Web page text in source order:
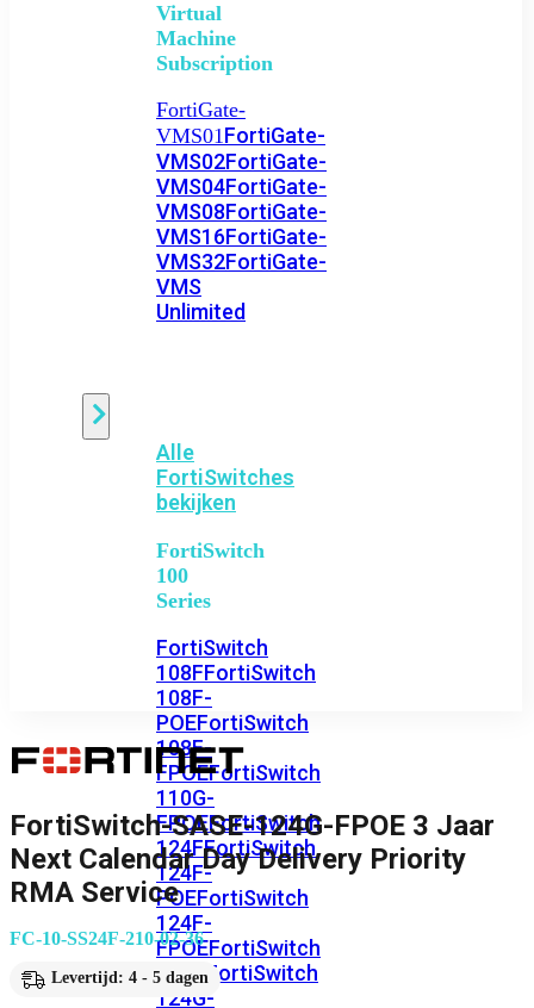
Virtual
Machine
Subscription
FortiGate-
VMS01FortiGate-
VMS02FortiGate-
VMS04FortiGate-
VMS08FortiGate-
VMS16FortiGate-
VMS32FortiGate-
VMS
Unlimited
Alle
FortiSwitches
bekijken
FortiSwitch
100
Series
FortiSwitch
108FFortiSwitch
108F-
POEFortiSwitch
108F-
FPOEFortiSwitch
110G-
FPOEFortiSwitch
124FFortiSwitch
124F-
POEFortiSwitch
124F-
FPOEFortiSwitch
124GFortiSwitch
124G-
FortiSwitch-SASE-124G-FPOE 3 Jaar
Next Calendar Day Delivery Priority
RMA Service
FC-10-SS24F-210-02-36
Levertijd: 4 - 5 dagen